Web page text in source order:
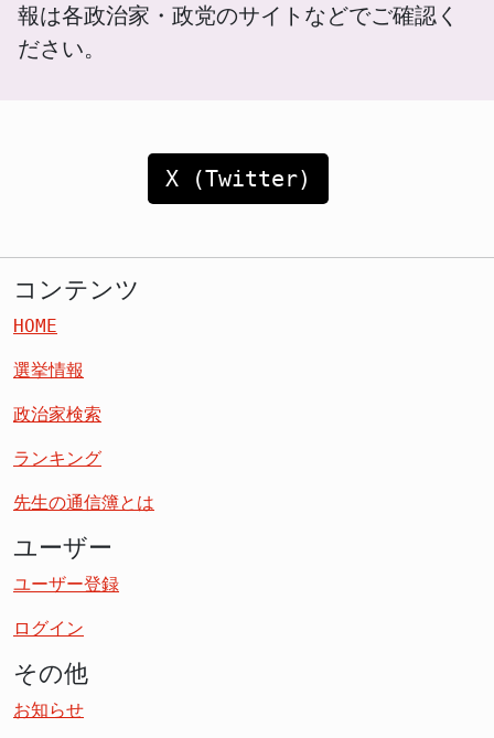
報は各政治家・政党のサイトなどでご確認く
ださい。
X (Twitter)
コンテンツ
HOME
選挙情報
政治家検索
ランキング
先生の通信簿とは
ユーザー
ユーザー登録
ログイン
その他
お知らせ